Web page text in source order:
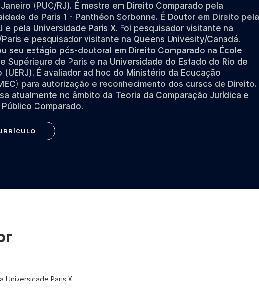
(PUC/RJ). É mestre em Direito Comparado pela
de Paris 1 - Panthéon Sorbonne. É Doutor em Direito pela
e pela Universidade Paris X. Foi pesquisador visitante na
Paris e pesquisador visitante na Queens Univesity/Canadá.
seu estágio pós-doutoral em Direito Comparado na École
Supérieure de Paris e na Universidade do Estado do Rio de
(UERJ). É avaliador ad hoc do Ministério da Educação
para autorização e reconhecimento dos cursos de Direito.
atualmente no âmbito da Teoria da Comparação Jurídica e
Comparado.
Universidade Paris X